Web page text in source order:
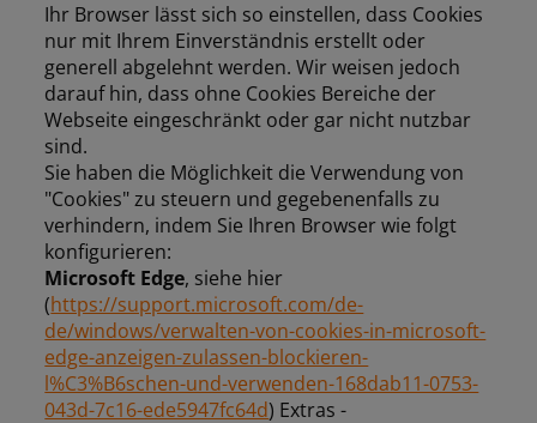
Ihr Browser lässt sich so einstellen, dass Cookies
nur mit Ihrem Einverständnis erstellt oder
generell abgelehnt werden. Wir weisen jedoch
darauf hin, dass ohne Cookies Bereiche der
Webseite eingeschränkt oder gar nicht nutzbar
sind.
Sie haben die Möglichkeit die Verwendung von
"Cookies" zu steuern und gegebenenfalls zu
verhindern, indem Sie Ihren Browser wie folgt
konfigurieren:
Microsoft Edge, siehe hier
(https://support.microsoft.com/de-
de/windows/verwalten-von-cookies-in-microsoft-
edge-anzeigen-zulassen-blockieren-
l%C3%B6schen-und-verwenden-168dab11-0753-
043d-7c16-ede5947fc64d) Extras -